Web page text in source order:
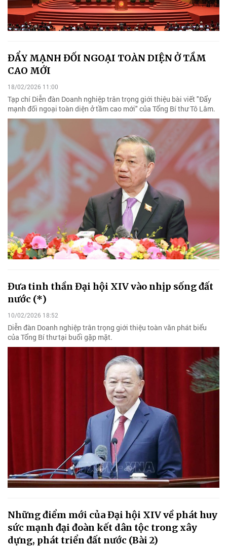
ĐẨY MẠNH ĐỐI NGOẠI TOÀN DIỆN Ở TẦM
CAO MỚI
18/02/2026 11:00
Tạp chí Diễn đàn Doanh nghiệp trân trọng giới thiệu bài viết "Đẩy
mạnh đối ngoại toàn diện ở tầm cao mới" của Tổng Bí thư Tô Lâm.
Đưa tinh thần Đại hội XIV vào nhịp sống đất
nước (*)
10/02/2026 18:52
Diễn đàn Doanh nghiệp trân trọng giới thiệu toàn văn phát biểu
của Tổng Bí thư tại buổi gặp mặt.
Những điểm mới của Đại hội XIV về phát huy
sức mạnh đại đoàn kết dân tộc trong xây
dựng, phát triển đất nước (Bài 2)